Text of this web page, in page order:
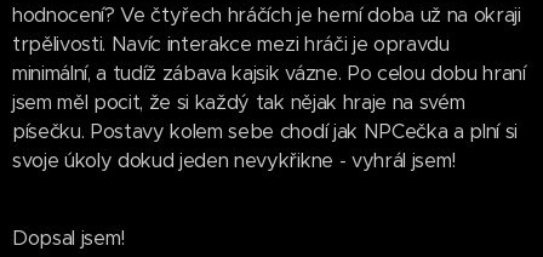
hodnocení? Ve čtyřech hráčích je herní doba už na okraji
trpělivosti. Navíc interakce mezi hráči je opravdu
minimální, a tudíž zábava kajsik vázne. Po celou dobu hraní
jsem měl pocit, že si každý tak nějak hraje na svém
písečku. Postavy kolem sebe chodí jak NPCečka a plní si
svoje úkoly dokud jeden nevykřikne - vyhrál jsem!
Dopsal jsem!